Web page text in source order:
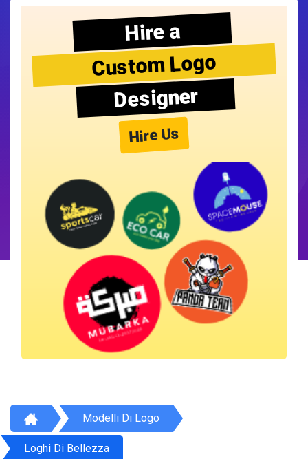
Hire a
Custom Logo
Designer
Hire Us
Modelli Di Logo
Loghi Di Bellezza